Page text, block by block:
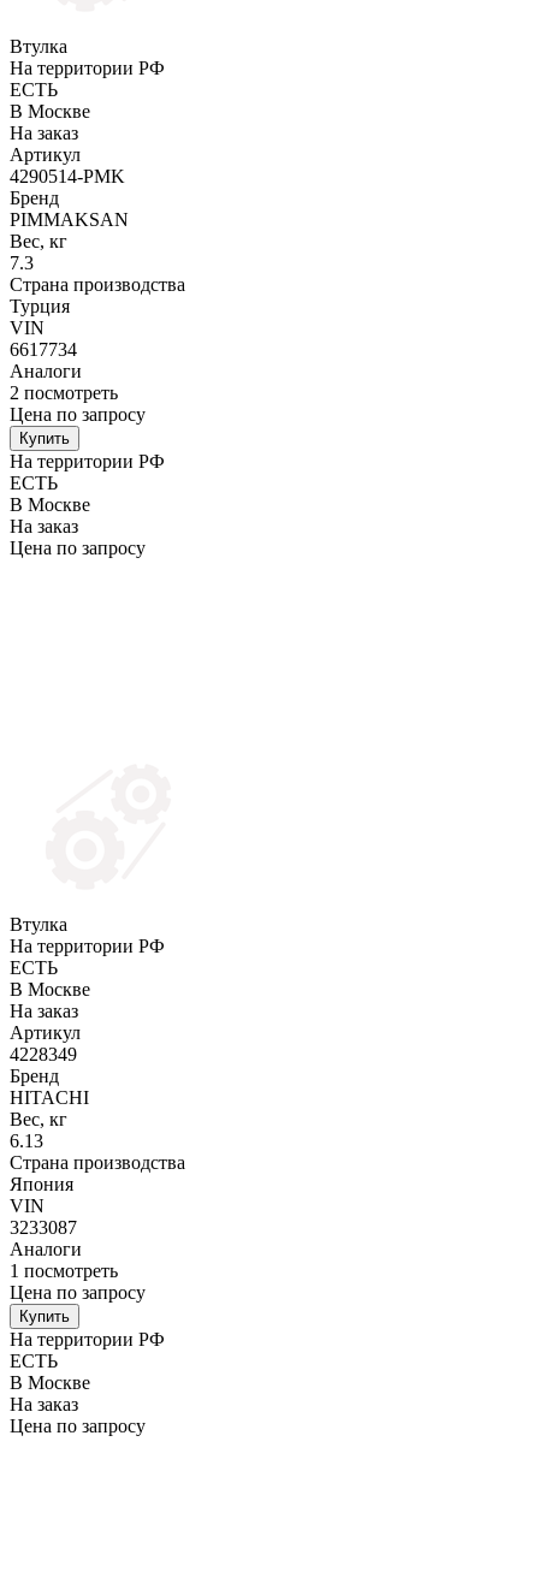
Втулка
На территории РФ
ЕСТЬ
В Москве
На заказ
Артикул
4290514-PMK
Бренд
PIMMAKSAN
Вес, кг
7.3
Страна производства
Турция
VIN
6617734
Аналоги
2 посмотреть
Цена по запросу
Купить
На территории РФ
ЕСТЬ
В Москве
На заказ
Цена по запросу
Втулка
На территории РФ
ЕСТЬ
В Москве
На заказ
Артикул
4228349
Бренд
HITACHI
Вес, кг
6.13
Страна производства
Япония
VIN
3233087
Аналоги
1 посмотреть
Цена по запросу
Купить
На территории РФ
ЕСТЬ
В Москве
На заказ
Цена по запросу